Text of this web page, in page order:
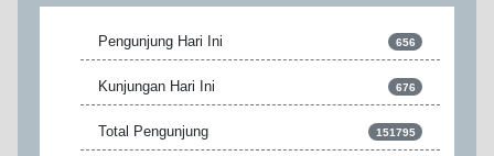
Pengunjung Hari Ini 656
Kunjungan Hari Ini 676
Total Pengunjung 151795